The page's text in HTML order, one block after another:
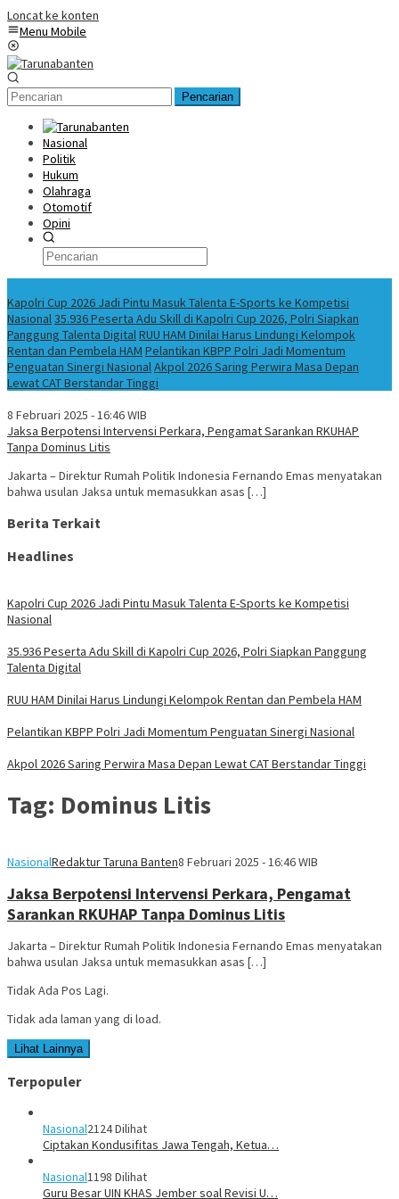
Loncat ke konten
Menu Mobile
Pencarian
Nasional
Politik
Hukum
Olahraga
Otomotif
Opini
Kapolri Cup 2026 Jadi Pintu Masuk Talenta E-Sports ke Kompetisi
Nasional35.936 Peserta Adu Skill di Kapolri Cup 2026, Polri Siapkan
Panggung Talenta DigitalRUU HAM Dinilai Harus Lindungi Kelompok
Rentan dan Pembela HAM Pelantikan KBPP Polri Jadi Momentum
Penguatan Sinergi NasionalAkpol 2026 Saring Perwira Masa Depan
Lewat CAT Berstandar Tinggi
8 Februari 2025 - 16:46 WIB
Jaksa Berpotensi Intervensi Perkara, Pengamat Sarankan RKUHAP
Tanpa Dominus Litis
Jakarta – Direktur Rumah Politik Indonesia Fernando Emas menyatakan
bahwa usulan Jaksa untuk memasukkan asas […]
Berita Terkait
Headlines
Kapolri Cup 2026 Jadi Pintu Masuk Talenta E-Sports ke Kompetisi
Nasional
35.936 Peserta Adu Skill di Kapolri Cup 2026, Polri Siapkan Panggung
Talenta Digital
RUU HAM Dinilai Harus Lindungi Kelompok Rentan dan Pembela HAM
Pelantikan KBPP Polri Jadi Momentum Penguatan Sinergi Nasional
Akpol 2026 Saring Perwira Masa Depan Lewat CAT Berstandar Tinggi
Tag: Dominus Litis
NasionalRedaktur Taruna Banten8 Februari 2025 - 16:46 WIB
Jaksa Berpotensi Intervensi Perkara, Pengamat
Sarankan RKUHAP Tanpa Dominus Litis
Jakarta – Direktur Rumah Politik Indonesia Fernando Emas menyatakan
bahwa usulan Jaksa untuk memasukkan asas […]
Tidak Ada Pos Lagi.
Tidak ada laman yang di load.
Lihat Lainnya
Terpopuler
Nasional2124 Dilihat
Ciptakan Kondusifitas Jawa Tengah, Ketua…
Nasional1198 Dilihat
Guru Besar UIN KHAS Jember soal Revisi U…